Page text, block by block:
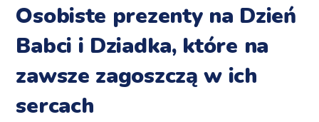
Osobiste prezenty na Dzień
Babci i Dziadka, które na
zawsze zagoszczą w ich
sercach